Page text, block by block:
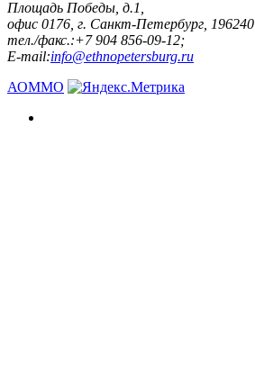
Площадь Победы, д.1,
офис 0176, г. Санкт-Петербург, 196240
тел./факс.:+7 904 856-09-12;
E-mail:info@ethnopetersburg.ru
АОММО